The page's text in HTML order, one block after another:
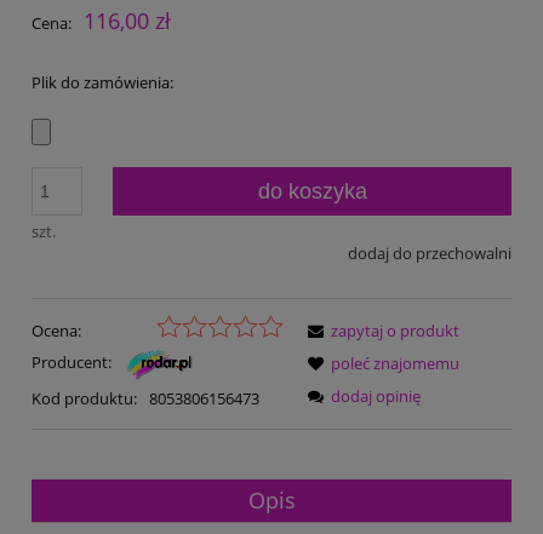
Cena: 116,00 zł
Plik do zamówienia:
szt.
do koszyka
dodaj do przechowalni
Ocena:
Producent:
Kod produktu: 8053806156473
zapytaj o produkt
poleć znajomemu
dodaj opinię
Opis